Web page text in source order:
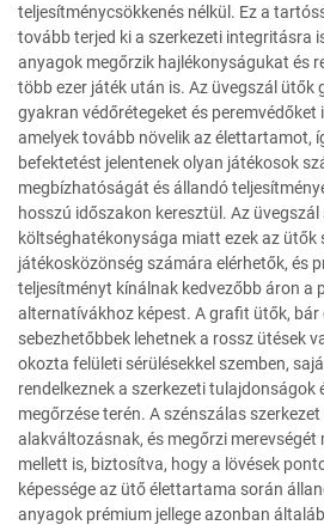
teljesítménycsökkenés nélkül. Ez a
tovább terjed ki a szerkezeti integritásra
anyagok megőrzik hajlékonyságukat és
több ezer játék után is. Az üvegszál ütők
gyakran védőrétegeket és peremvédőket
amelyek tovább növelik az élettartamot,
befektetést jelentenek olyan játékosok
megbízhatóságát és állandó
hosszú időszakon keresztül. Az üvegszál
költséghatékonysága miatt ezek az ütők
játékosközönség számára elérhetők, és
teljesítményt kínálnak kedvezőbb áron a
alternatívákhoz képest. A grafit ütők, bár
sebezhetőbbek lehetnek a rossz ütések
okozta felületi sérülésekkel szemben,
rendelkeznek a szerkezeti tulajdonságok
megőrzése terén. A szénszálas szerkezet
alakváltozásnak, és megőrzi merevségét
mellett is, biztosítva, hogy a lövések
képessége az ütő élettartama során
anyagok prémium jellege azonban